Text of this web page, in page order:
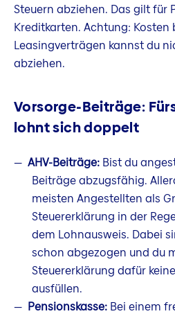
Steuern abziehen. Das gilt für
Kreditkarten. Achtung: Kosten
Leasingverträgen kannst du
abziehen.​​​​​​​
Vorsorge-Beiträge:
lohnt sich doppelt
AHV-Beiträge: Bist du
Beiträge abzugsfähig.
meisten Angestellten als
Steuererklärung in der
dem Lohnausweis. Dabei
schon abgezogen und du
Steuererklärung dafür
ausfüllen.
Pensionskasse: Bei einem